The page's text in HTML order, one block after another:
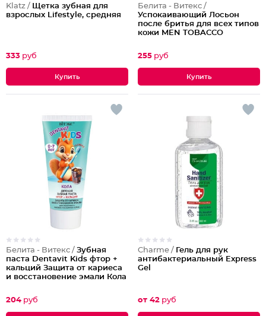
Klatz / Щетка зубная для
взрослых Lifestyle, средняя
333 руб
Белита - Витекс /
Успокаивающий Лосьон
после бритья для всех типов
кожи MEN TOBACCO
255 руб
Белита - Витекс / Зубная
паста Dentavit Kids фтор +
кальций Защита от кариеса
и восстановение эмали Кола
204 руб
Charme / Гель для рук
антибактериальный Express
Gel
от 42 руб